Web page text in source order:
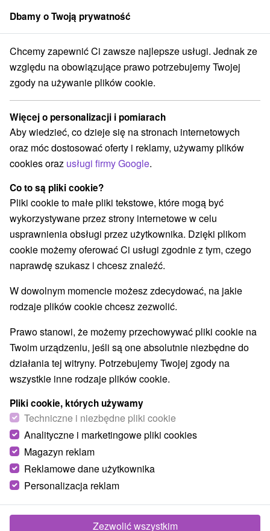
członek grupySorger
Penzióny Západné Slovensko Nitriansky kraj Štúrovo
Penzióny Štúrovo
Kategorie
Wszystkie kategorie
Hotele na Slovacji(4)
Apartmány(26) Chaty na prenájom
Penzióny (12) Priváty
Wybierz lokalizację lub datę
WSZYSTKO TOP - BESTSELLERY NAJTAŃSZE
Penzión Elite Štúrovo
Dbamy o Twoją prywatność
Chcemy zapewnić Ci zawsze najlepsze usługi. Jednak ze
względu na obowiązujące prawo potrzebujemy Twojej
zgody na używanie plików cookie.
Więcej o personalizacji i pomiarach
Aby wiedzieć, co dzieje się na stronach internetowych
oraz móc dostosować oferty i reklamy, używamy plików
cookies oraz usługi firmy Google.
Co to są pliki cookie?
Pliki cookie to małe pliki tekstowe, które mogą być
wykorzystywane przez strony internetowe w celu
usprawnienia obsługi przez użytkownika. Dzięki plikom
cookie możemy oferować Ci usługi zgodnie z tym, czego
naprawdę szukasz i chcesz znaleźć.
W dowolnym momencie możesz zdecydować, na jakie
rodzaje plików cookie chcesz zezwolić.
Prawo stanowi, że możemy przechowywać pliki cookie na
Twoim urządzeniu, jeśli są one absolutnie niezbędne do
działania tej witryny. Potrzebujemy Twojej zgody na
wszystkie inne rodzaje plików cookie.
Pliki cookie, których używamy
Techniczne i niezbędne pliki cookie
Analityczne i marketingowe pliki cookies
Magazyn reklam
Reklamowe dane użytkownika
Personalizacja reklam
Zezwolić wszystkim